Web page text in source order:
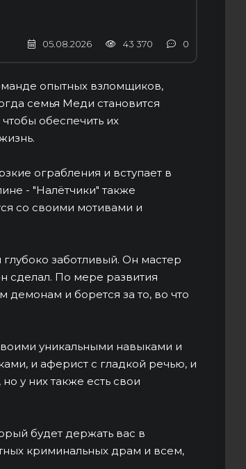
05.08.2026 43 370 0
опытных взломщиков,
семья Меди становится
обеспечить их
ограбления и вступает в
- "Налётчики" также
со своими мотивами и
заботливый. Он мастер
сделал. По мере развития
демонам и борется за то, во что
уникальными навыками и
и аферист с гладкой речью, и
у них также есть свои
будет держать вас в
криминальных драм и всем,